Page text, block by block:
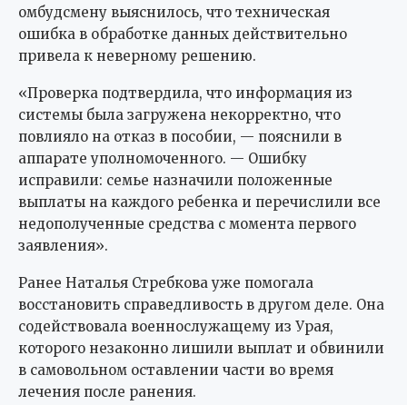
омбудсмену выяснилось, что техническая
ошибка в обработке данных действительно
привела к неверному решению.
«Проверка подтвердила, что информация из
системы была загружена некорректно, что
повлияло на отказ в пособии, — пояснили в
аппарате уполномоченного. — Ошибку
исправили: семье назначили положенные
выплаты на каждого ребенка и перечислили все
недополученные средства с момента первого
заявления».
Ранее Наталья Стребкова уже помогала
восстановить справедливость в другом деле. Она
содействовала военнослужащему из Урая,
которого незаконно лишили выплат и обвинили
в самовольном оставлении части во время
лечения после ранения.